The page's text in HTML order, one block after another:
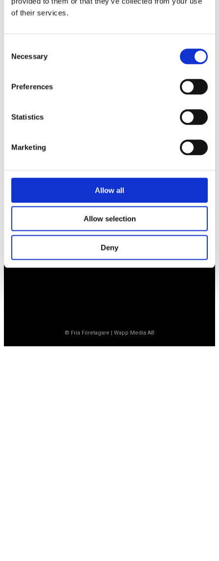
of their services.
Selection
Necessary
Preferences
Statistics
Marketing
Allow all
Allow selection
Deny
Vaktgatan 17bv
020-760 761 (ank. 2)
Öppet vardagar 8.30-15.30
Ett medlemskap späckat med småföretagaranpassade
mycket mer. Vi fokuserar på soloföretagare och små
© Fria Företagare Wapp Media AB